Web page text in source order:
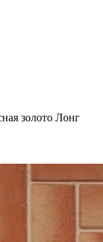
золото Лонг